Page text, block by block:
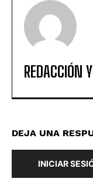
REDACCIÓN
DEJA UNA
INICIAR